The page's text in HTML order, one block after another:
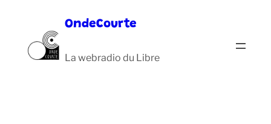
contenu
OndeCourte
La webradio du Libre